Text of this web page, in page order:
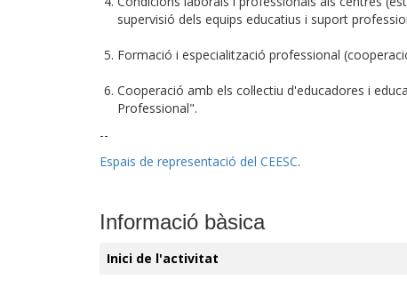
supervisió dels equips educatius i suport
Formació i especialització professional
Cooperació amb els col·lectiu d'educadores i
Professional".
--
Espais de representació del CEESC.
Informació bàsica
Inici de l'activitat